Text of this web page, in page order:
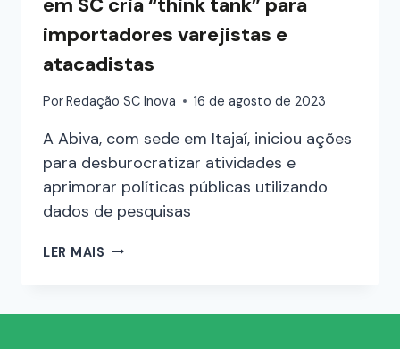
importadores varejistas e
atacadistas
PorRedação SC Inova 16 de agosto de 2023
A Abiva, com sede em Itajaí, iniciou ações
para desburocratizar atividades e
aprimorar políticas públicas utilizando
dados de pesquisas
LER MAIS